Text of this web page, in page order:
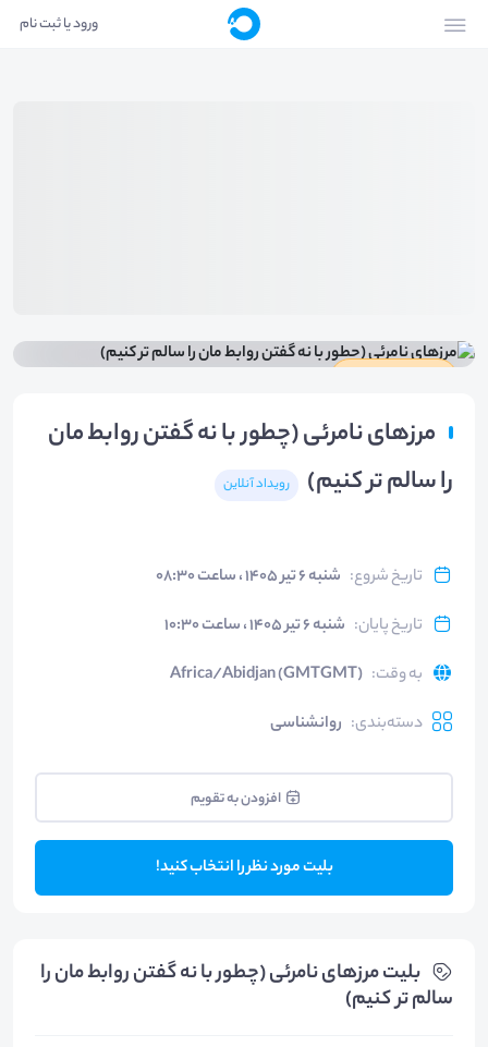
ورود یا ثبت نام
مرزهای نامرئی (چطور با نه گفتن روابط مان
را سالم تر کنیم)
رویداد آنلاین
تاریخ شروع: شنبه ۶ تیر ۱۴۰۵ ، ساعت ۰۸:۳۰
تاریخ پایان: شنبه ۶ تیر ۱۴۰۵ ، ساعت ۱۰:۳۰
به وقت:
Africa/Abidjan (GMTGMT)
دسته‌بندی: روانشناسی
افزودن به تقویم
بلیت مورد نظر را انتخاب کنید!
بلیت‌ مرزهای نامرئی (چطور با نه گفتن روابط مان را
سالم تر کنیم)